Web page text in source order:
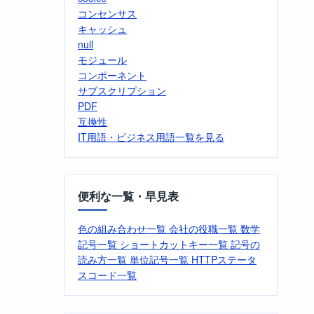
コンセンサス
キャッシュ
null
モジュール
コンポーネント
サブスクリプション
PDF
互換性
IT用語・ビジネス用語一覧を見る
便利な一覧・早見表
色の組み合わせ一覧 会社の役職一覧 数学
記号一覧 ショートカットキー一覧 記号の
読み方一覧 単位記号一覧 HTTPステータ
スコード一覧